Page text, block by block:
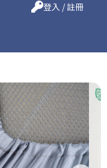
登入 / 註冊